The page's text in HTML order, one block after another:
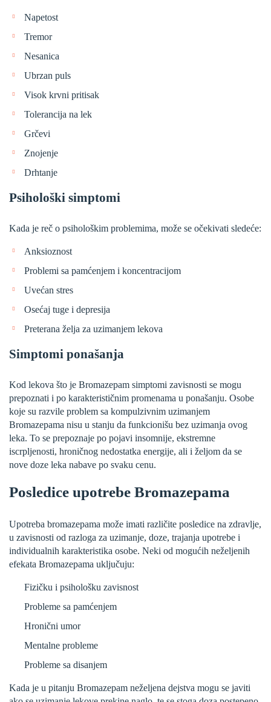
Napetost
Tremor
Nesanica
Ubrzan puls
Visok krvni pritisak
Tolerancija na lek
Grčevi
Znojenje
Drhtanje
Psihološki simptomi
Kada je reč o psihološkim problemima, može se očekivati sledeće:
Anksioznost
Problemi sa pamćenjem i koncentracijom
Uvećan stres
Osećaj tuge i depresija
Preterana želja za uzimanjem lekova
Simptomi ponašanja
Kod lekova što je Bromazepam simptomi zavisnosti se mogu
prepoznati i po karakterističnim promenama u ponašanju. Osobe
koje su razvile problem sa kompulzivnim uzimanjem
Bromazepama nisu u stanju da funkcionišu bez uzimanja ovog
leka. To se prepoznaje po pojavi insomnije, ekstremne
iscrpljenosti, hroničnog nedostatka energije, ali i željom da se
nove doze leka nabave po svaku cenu.
Posledice upotrebe Bromazepama
Upotreba bromazepama može imati različite posledice na zdravlje,
u zavisnosti od razloga za uzimanje, doze, trajanja upotrebe i
individualnih karakteristika osobe. Neki od mogućih neželjenih
efekata Bromazepama uključuju:
Fizičku i psihološku zavisnost
Probleme sa pamćenjem
Hronični umor
Mentalne probleme
Probleme sa disanjem
Kada je u pitanju Bromazepam neželjena dejstva mogu se javiti